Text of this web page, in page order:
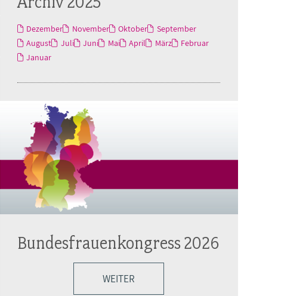
Dezember November Oktober
September
August
Juli Juni Mai April März
Februar
Januar
Bundesfrauenkongress 2026
WEITER